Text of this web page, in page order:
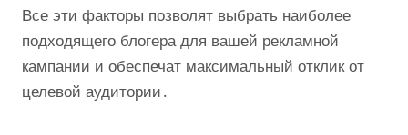
Все эти факторы позволят выбрать наиболее
подходящего блогера для вашей рекламной
кампании и обеспечат максимальный отклик от
целевой аудитории․